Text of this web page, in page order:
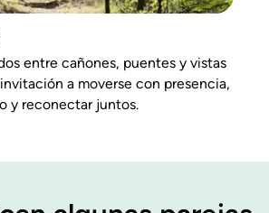
entre cañones, puentes y vistas
a moverse con presencia,
y reconectar juntos.